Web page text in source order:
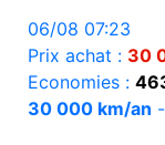
06/08 07:23
Prix achat : 30
Economies :
30 000 km/an -